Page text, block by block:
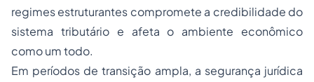
regimes estruturantes compromete a credibilidade do
sistema tributário e afeta o ambiente econômico
como um todo.
Em períodos de transição ampla, a segurança jurídica